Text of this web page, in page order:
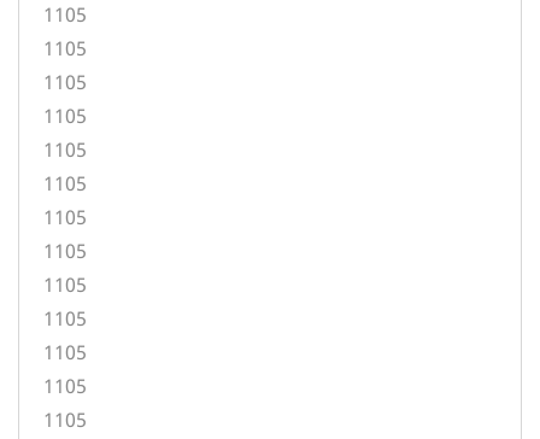
1105
1105
1105
1105
1105
1105
1105
1105
1105
1105
1105
1105
1105